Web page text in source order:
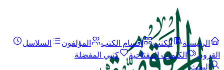
الرئيسية الكتب أقسام الكتب المؤلفون
السلاسل
القرون
الكلمات المفتاحية
كتبي المفضلة
البحث